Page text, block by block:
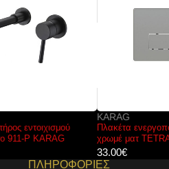
Πλακέτα ενεργοποίησης καζανακίου
χρωμέ ματ TETRA P58-0180 KARAG
ΠΛΗΡΟΦΟΡΙΕΣ